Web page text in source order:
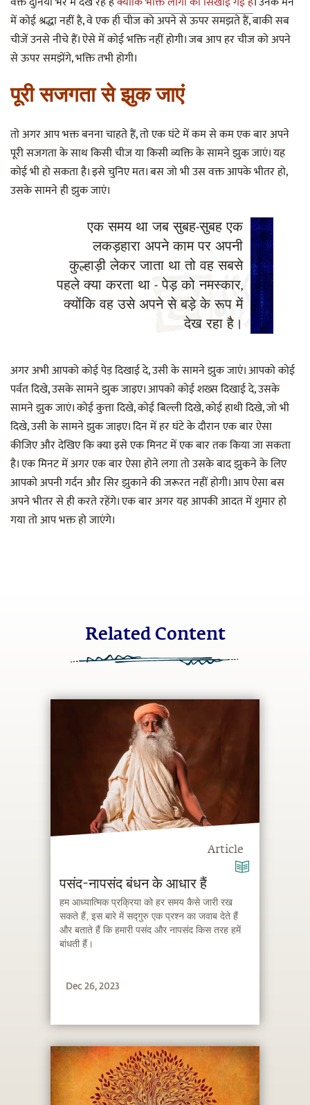
में कोई श्रद्धा नहीं है, वे एक ही चीज को अपने से ऊपर समझते हैं, बाकी सब
चीजें उनसे नीचे हैं। ऐसे में कोई भक्ति नहीं होगी। जब आप हर चीज को अपने
से ऊपर समझेंगे, भक्ति तभी होगी।
पूरी सजगता से झुक जाएं
तो अगर आप भक्त बनना चाहते हैं, तो एक घंटे में कम से कम एक बार अपने
पूरी सजगता के साथ किसी चीज या किसी व्यक्ति के सामने झुक जाएं। यह
कोई भी हो सकता है। इसे चुनिए मत। बस जो भी उस वक्त आपके भीतर हो,
उसके सामने ही झुक जाएं।
एक समय था जब सुबह-सुबह एक
लकड़हारा अपने काम पर अपनी
कुल्हाड़ी लेकर जाता था तो वह सबसे
पहले क्या करता था - पेड़ को नमस्कार,
क्योंकि वह उसे अपने से बड़े के रूप में
देख रहा है।
अगर अभी आपको कोई पेड़ दिखाई दे, उसी के सामने झुक जाएं। आपको कोई
पर्वत दिखे, उसके सामने झुक जाइए। आपको कोई शख्स दिखाई दे, उसके
सामने झुक जाएं। कोई कुत्ता दिखे, कोई बिल्ली दिखे, कोई हाथी दिखे, जो भी
दिखे, उसी के सामने झुक जाइए। दिन में हर घंटे के दौरान एक बार ऐसा
कीजिए और देखिए कि क्या इसे एक मिनट में एक बार तक किया जा सकता
है। एक मिनट में अगर एक बार ऐसा होने लगा तो उसके बाद झुकने के लिए
आपको अपनी गर्दन और सिर झुकाने की जरूरत नहीं होगी। आप ऐसा बस
अपने भीतर से ही करते रहेंगे। एक बार अगर यह आपकी आदत में शुमार हो
गया तो आप भक्त हो जाएंगे।
Related Content
Article
पसंद-नापसंद बंधन के आधार हैं
हम आध्यात्मिक प्रक्रिया को हर समय कैसे जारी रख
सकते हैं, इस बारे में सद्गुरु एक प्रश्न का जवाब देते हैं
और बताते हैं कि हमारी पसंद और नापसंद किस तरह हमें
बांधती हैं।
Dec 26, 2023